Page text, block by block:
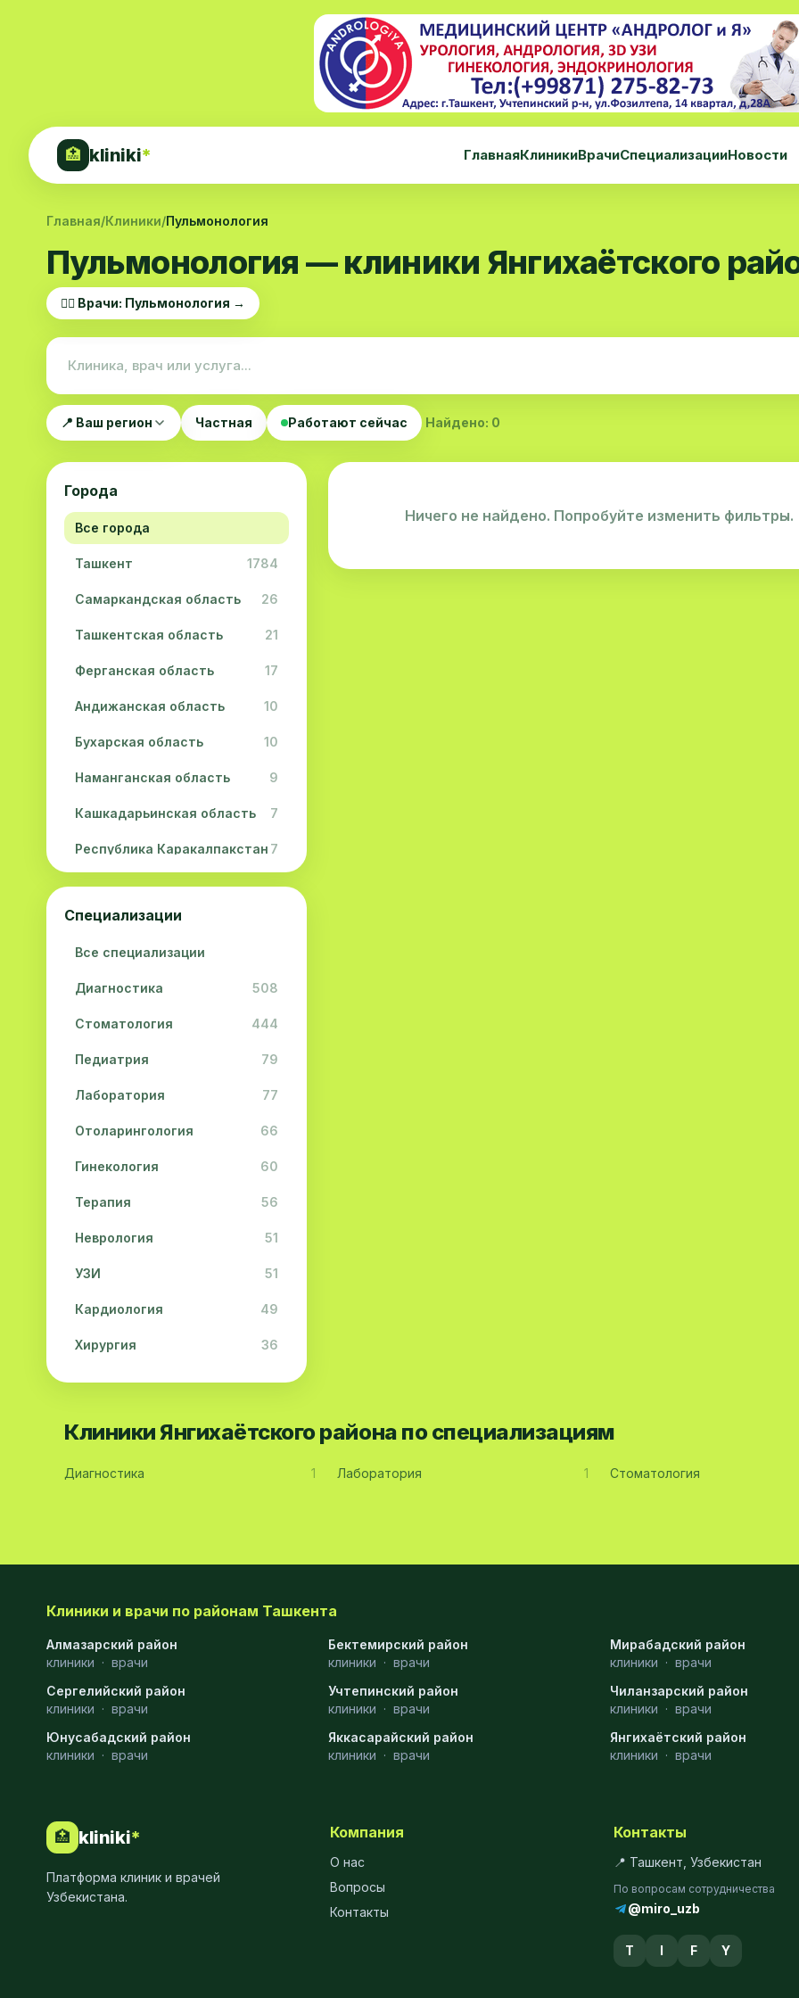
🏥 kliniki* ГлавнаяКлиникиВрачиСпециализацииНовости
Главная/Клиники/Пульмонология
Пульмонология — клиники Янгихаётского
👨‍⚕️ Врачи: Пульмонология →
📍 Ваш регион Частная Работают сейчас Найдено: 0
Города
Все города
Ташкент 1784
Самаркандская область 26
Ташкентская область 21
Ферганская область 17
Андижанская область 10
Бухарская область 10
Наманганская область 9
Кашкадарьинская область 7
Республика Каракалпакстан 7
Навоийская область 5
Джизакская область
Сурхандарьинская область
Сырдарьинская область 2
Хорезмская область 2
Специализации
Все специализации
Диагностика 508
Стоматология 444
Педиатрия 79
Лаборатория 77
Отоларингология 66
Гинекология 60
Терапия 56
Неврология 51
УЗИ 51
Кардиология 49
Хирургия 36
Физиотерапия 31
Акушерство
Ортопедия
Массаж
Гастроэнтерология
Андрология
Ничего не найдено. Попробуйте изменить фильтры.
Клиники Янгихаётского района по специализациям
Диагностика 1 Лаборатория 1 Стоматология
Клиники и врачи по районам Ташкента
Алмазарский район
клиники · врачи
Бектемирский район
клиники · врачи
Мирабадский район
клиники · врачи
Сергелийский район
клиники · врачи
Учтепинский район
клиники · врачи
Чиланзарский район
клиники · врачи
Юнусабадский район
клиники · врачи
Яккасарайский район
клиники · врачи
Янгихаётский район
клиники · врачи
🏥 kliniki*
Платформа клиник и врачей
Узбекистана.
Компания
О нас
Вопросы
Контакты
Контакты
📍 Ташкент, Узбекистан
По вопросам сотрудничества
@miro_uzb
T I F Y